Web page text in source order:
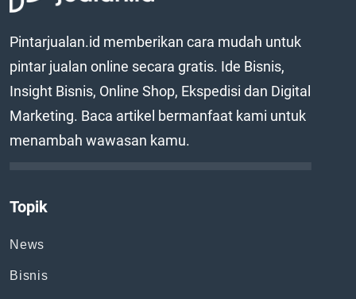
Pintarjualan.id memberikan cara mudah untuk
pintar jualan online secara gratis. Ide Bisnis,
Insight Bisnis, Online Shop, Ekspedisi dan Digital
Marketing. Baca artikel bermanfaat kami untuk
menambah wawasan kamu.
Topik
News
Bisnis